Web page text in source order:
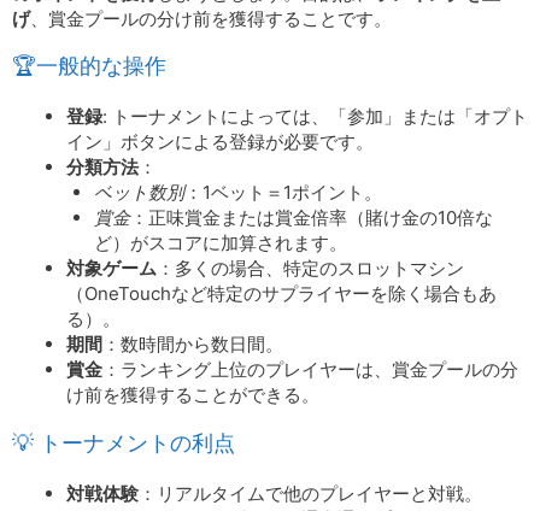
げ、賞金プールの分け前を獲得することです。
🏆一般的な操作
登録: トーナメントによっては、「参加」または「オプト
イン」ボタンによる登録が必要です。
分類方法：
ベット数別：1ベット＝1ポイント。
賞金：正味賞金または賞金倍率（賭け金の10倍な
ど）がスコアに加算されます。
対象ゲーム ：多くの場合、特定のスロットマシン
（OneTouchなど特定のサプライヤーを除く場合もあ
る）。
期間 ：数時間から数日間。
賞金 ：ランキング上位のプレイヤーは、賞金プールの分
け前を獲得することができる。
💡 トーナメントの利点
対戦体験 ：リアルタイムで他のプレイヤーと対戦。